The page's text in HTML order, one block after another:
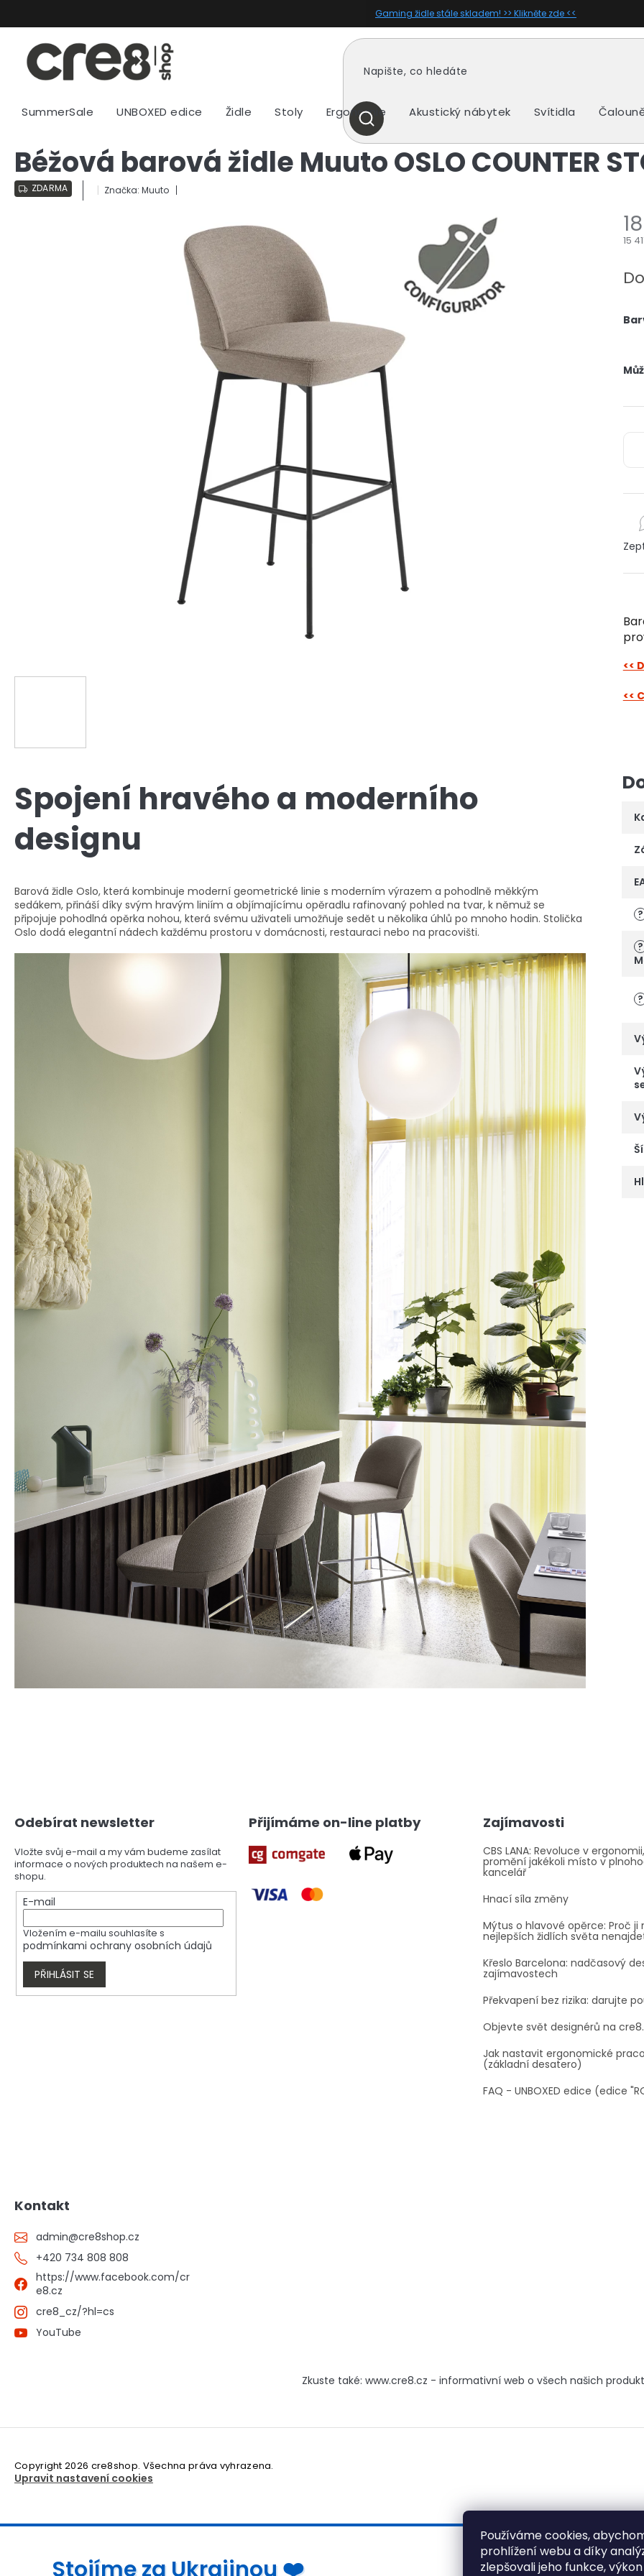
Používáme cookies,
prohlížení webu a díky
zlepšovali jeho funkce,
Gaming židle stále skladem! >> Klikněte zde <<
HLEDAT
SummerSale UNBOXED edice Židle Stoly Ergonomie Akustický nábytek Svítidla
Béžová barová židle Muuto OSLO COUNTER
ZDARMA Značka:Muuto
15
<<
<<
Spojení hravého a moderního
designu
Barová židle Oslo, která kombinuje moderní geometrické linie s moderním výrazem a pohodlně měkkým
sedákem, přináší díky svým hravým liniím a objímajícímu opěradlu rafinovaný pohled na tvar, k němuž se
připojuje pohodlná opěrka nohou, která svému uživateli umožňuje sedět u několika úhlů po mnoho hodin. Stolička
Oslo dodá elegantní nádech každému prostoru v domácnosti, restauraci nebo na pracovišti.
?
?
?
Odebírat newsletter
Vložte svůj e-mail a my vám budeme zasílat
informace o nových produktech na našem e-
shopu.
E-mail
Vložením e-mailu souhlasíte s
podmínkami ochrany osobních údajů
PŘIHLÁSIT SE
Přijímáme on-line platby Zajímavosti
CBS LANA: Revoluce v
promění jakékoli místo v
kancelář
Hnací síla změny
Mýtus o hlavové opěrce: Proč ji
nejlepších židlích světa
Křeslo Barcelona: nadčasový
zajímavostech
Překvapení bez rizika: darujte
Objevte svět designérů na
Jak nastavit ergonomické
(základní desatero)
FAQ - UNBOXED edice (edice
Kontakt
admin@cre8shop.cz
+420 734 808 808
https://www.facebook.com/cr
e8.cz
cre8_cz/?hl=cs
YouTube
Zkuste také: www.cre8.cz - informativní web o všech našich
Copyright 2026 cre8shop. Všechna práva vyhrazena.
Upravit nastavení cookies
Stojíme za Ukrajinou ❤️